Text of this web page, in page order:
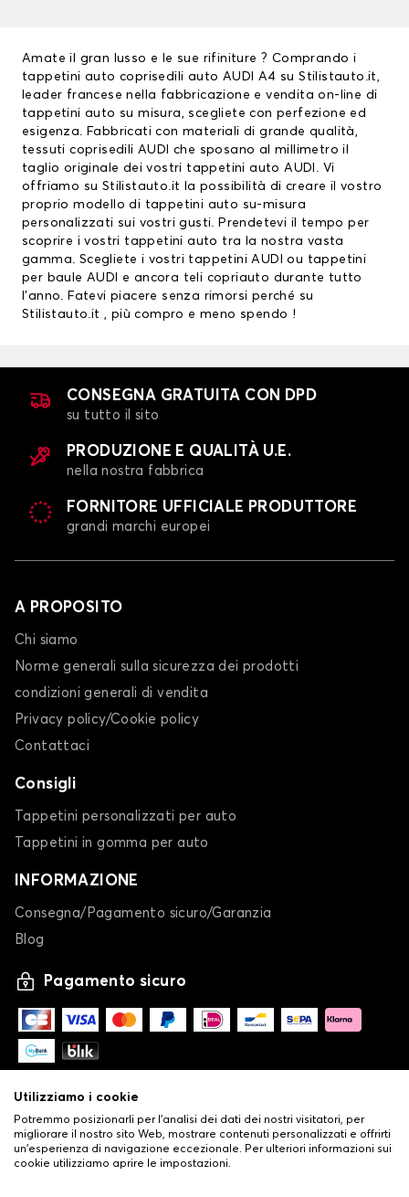
Amate il gran lusso e le sue rifiniture ? Comprando i
tappetini autocoprisedili auto AUDI A4 su Stilistauto.it,
leader francese nella fabbricazione e vendita on-line di
tappetini auto su misura, scegliete con perfezione ed
esigenza. Fabbricati con materiali di grande qualità,
tessuticoprisedili AUDI
che sposano al millimetro il
taglio originale dei vostri tappetini auto AUDI. Vi
offriamo su Stilistauto.it la possibilità di creare il vostro
proprio modello di tappetini auto su-misura
personalizzati sui vostri gusti. Prendetevi il tempo per
scoprire i vostri tappetini auto tra la nostra vasta
gamma. Scegliete i vostri tappetini AUDI ou tappetini
per baule AUDI
e ancora teli copriauto durante tutto
l’anno. Fatevi piacere senza rimorsi perché su
Stilistauto.it , più compro e meno spendo !
CONSEGNA GRATUITA CON DPD
su tutto il sito
PRODUZIONE E QUALITÀ U.E.
nella nostra fabbrica
FORNITORE UFFICIALE PRODUTTORE
grandi marchi europei
A PROPOSITO
Chi siamo
Norme generali sulla sicurezza dei prodotti
condizioni generali di vendita
Privacy policy/Cookie policy
Contattaci
Consigli
Tappetini personalizzati per auto
Tappetini in gomma per auto
INFORMAZIONE
Consegna/Pagamento sicuro/Garanzia
Blog
Pagamento sicuro
Utilizziamo i cookie
Potremmo posizionarli per l'analisi dei dati dei nostri visitatori, per
migliorare il nostro sito Web, mostrare contenuti personalizzati e offrirti
un'esperienza di navigazione eccezionale. Per ulteriori informazioni sui
cookie utilizziamo aprire le impostazioni.